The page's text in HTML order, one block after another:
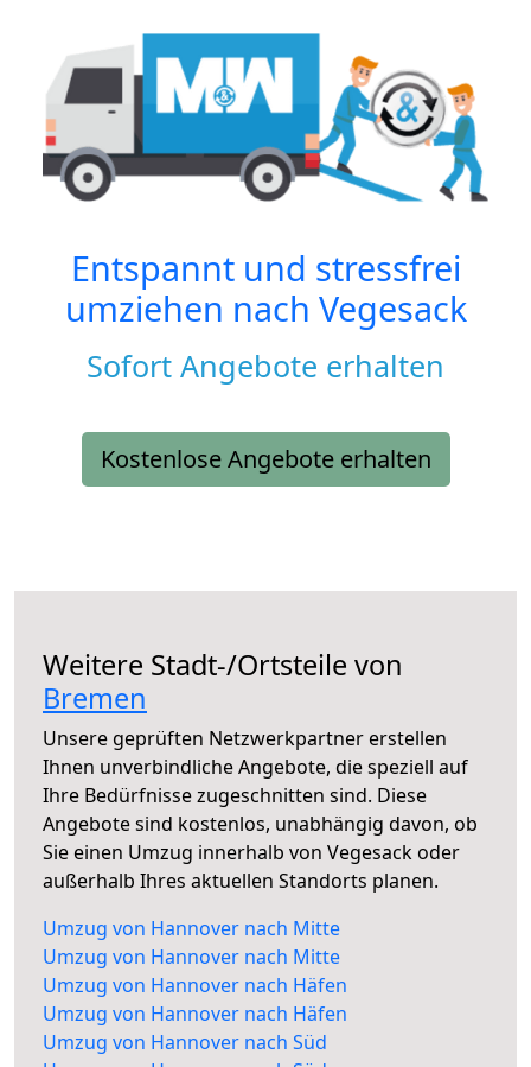
Entspannt und stressfrei
umziehen nach Vegesack
Sofort Angebote erhalten
Kostenlose Angebote erhalten
Weitere Stadt-/Ortsteile von
Bremen
Unsere geprüften Netzwerkpartner erstellen
Ihnen unverbindliche Angebote, die speziell auf
Ihre Bedürfnisse zugeschnitten sind. Diese
Angebote sind kostenlos, unabhängig davon, ob
Sie einen Umzug innerhalb von Vegesack oder
außerhalb Ihres aktuellen Standorts planen.
Umzug von Hannover nach Mitte
Umzug von Hannover nach Mitte
Umzug von Hannover nach Häfen
Umzug von Hannover nach Häfen
Umzug von Hannover nach Süd